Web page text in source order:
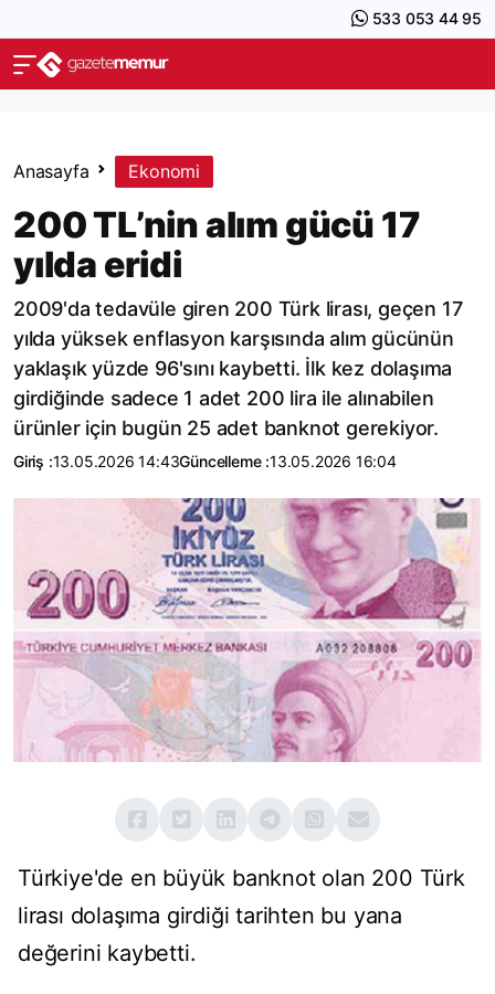
533 053 44 95
Anasayfa Ekonomi
200 TL’nin alım gücü 17
yılda eridi
2009'da tedavüle giren 200 Türk lirası, geçen 17
yılda yüksek enflasyon karşısında alım gücünün
yaklaşık yüzde 96'sını kaybetti. İlk kez dolaşıma
girdiğinde sadece 1 adet 200 lira ile alınabilen
ürünler için bugün 25 adet banknot gerekiyor.
Giriş :13.05.2026 14:43Güncelleme :13.05.2026 16:04
Türkiye'de en büyük banknot olan 200 Türk
lirası dolaşıma girdiği tarihten bu yana
değerini kaybetti.